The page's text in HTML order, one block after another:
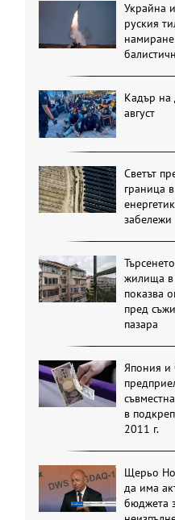
Украйна
руския
Кадър на
август
Светът
граница
забележи
жилища в
показва
пред
пазара
Япония
в
2011 г.
Щерьо
да има
бюджета